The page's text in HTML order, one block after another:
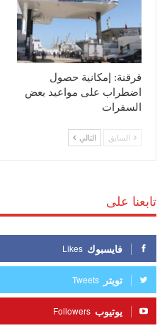
قرقنة: إمكانية حصول
اضطراب على مواعيد بعض
السفرات
السابق التالي
تابعنا على
فايسبوك Likes
تويتر Tweets
يوتيوب Followers